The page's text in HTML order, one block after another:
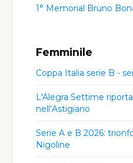
1° Memorial Bruno
Femminile
Coppa Italia serie B -
L'Alegra Settime
nell’Astigiano
Serie A e B 2026:
Nigoline